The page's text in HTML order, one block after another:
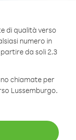
di qualità verso
numero in
da soli 2.3
chiamate per
Lussemburgo.